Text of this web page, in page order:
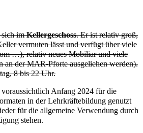
sich imKellergeschoss. Er ist relativ groß,
vermuten lässt und verfügt über viele
…), relativ neues Mobiliar und viele
an der MAR-Pforte ausgeliehen werden).
8 bis 22 Uhr.
Anfang 2024 für die
in der Lehrkräftebildung genutzt
für die allgemeine Verwendung durch
stehen.